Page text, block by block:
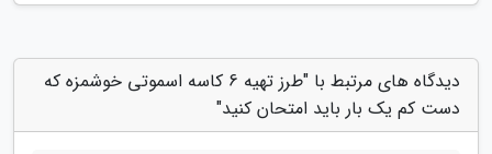
دیدگاه های مرتبط با "طرز تهیه 6 کاسه اسموتی خوشمزه که
دست کم یک بار باید امتحان کنید"